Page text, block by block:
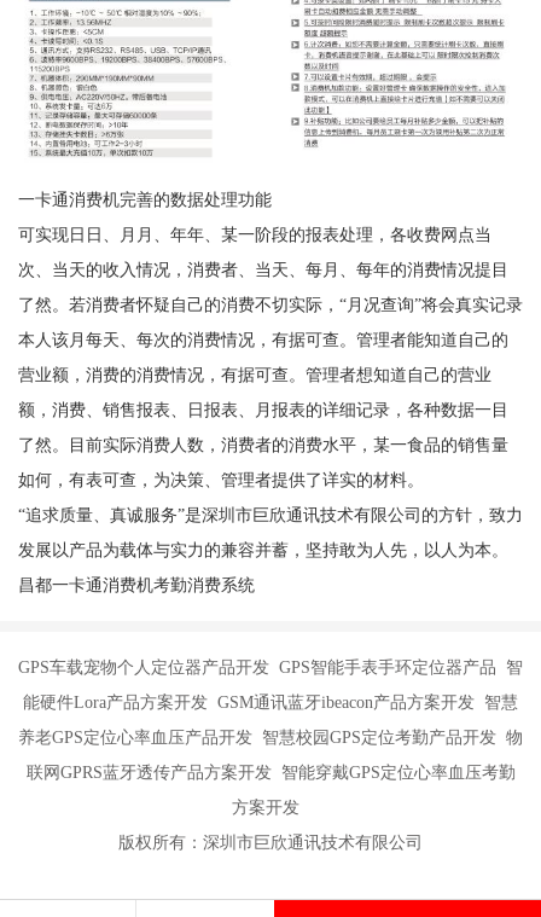
一卡通消费机完善的数据处理功能
可实现日日、月月、年年、某一阶段的报表处理，各收费网点当
次、当天的收入情况，消费者、当天、每月、每年的消费情况提目
了然。若消费者怀疑自己的消费不切实际，“月况查询”将会真实记录
本人该月每天、每次的消费情况，有据可查。管理者能知道自己的
营业额，消费的消费情况，有据可查。管理者想知道自己的营业
额，消费、销售报表、日报表、月报表的详细记录，各种数据一目
了然。目前实际消费人数，消费者的消费水平，某一食品的销售量
如何，有表可查，为决策、管理者提供了详实的材料。
“追求质量、真诚服务”是深圳市巨欣通讯技术有限公司的方针，致力
发展以产品为载体与实力的兼容并蓄，坚持敢为人先，以人为本。
昌都一卡通消费机考勤消费系统
GPS车载宠物个人定位器产品开发 GPS智能手表手环定位器产品 智
能硬件Lora产品方案开发 GSM通讯蓝牙ibeacon产品方案开发 智慧
养老GPS定位心率血压产品开发 智慧校园GPS定位考勤产品开发 物
联网GPRS蓝牙透传产品方案开发 智能穿戴GPS定位心率血压考勤
方案开发
版权所有：深圳市巨欣通讯技术有限公司